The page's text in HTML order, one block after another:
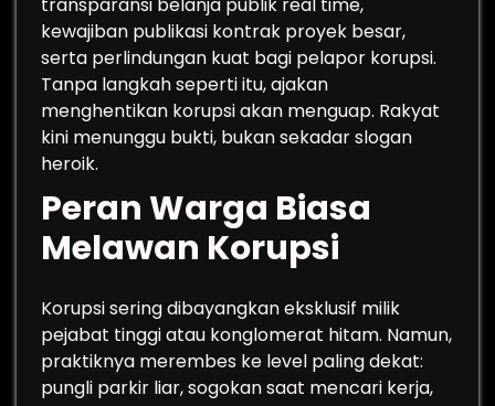
kewajiban publikasi kontrak proyek besar,
serta perlindungan kuat bagi pelapor korupsi.
Tanpa langkah seperti itu, ajakan
menghentikan korupsi akan menguap. Rakyat
kini menunggu bukti, bukan sekadar slogan
heroik.
Peran Warga Biasa
Melawan Korupsi
Korupsi sering dibayangkan eksklusif milik
pejabat tinggi atau konglomerat hitam. Namun,
praktiknya merembes ke level paling dekat:
pungli parkir liar, sogokan saat mencari kerja,